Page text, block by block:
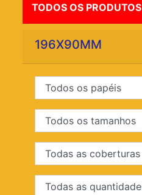
TODOS OS PRODUTOS
196X90MM